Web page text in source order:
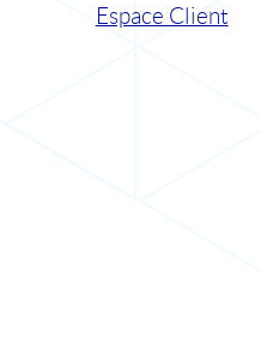
Espace Client